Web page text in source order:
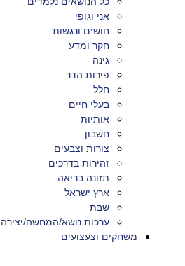
אני וגופי
חושים ורגשות
חקר ומדע
גינה
פירות הדר
חלל
בעלי חיים
אותיות
חשבון
צורות וצבעים
זהירות בדרכים
תזונה בריאה
ארץ ישראל
שבת
ערכות נושא/המחשה/יצירה
משחקים וצעצועים